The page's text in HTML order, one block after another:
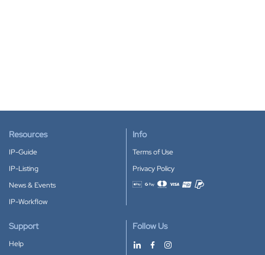
Resources
IP-Guide
IP-Listing
News & Events
IP-Workflow
Info
Terms of Use
Privacy Policy
Accepted payment methods
Support
Help
Follow Us